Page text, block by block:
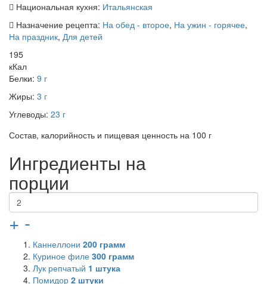
Национальная кухня: Итальянская
Назначение рецепта: На обед - второе, На ужин - горячее,
На праздник, Для детей
195
кКал
Белки: 9 г
Жиры: 3 г
Углеводы: 23 г
Состав, калорийность и пищевая ценность на 100 г
Ингредиенты на
порции
+ -
Каннеллони 200 грамм
Куриное филе 300 грамм
Лук репчатый 1 штука
Помидор 2 штуки